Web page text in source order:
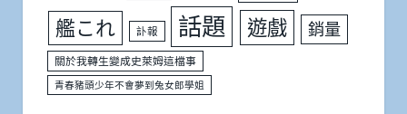
艦これ 訃報 話題 遊戲 銷量
關於我轉生變成史萊姆這檔事
青春豬頭少年不會夢到兔女郎學姐